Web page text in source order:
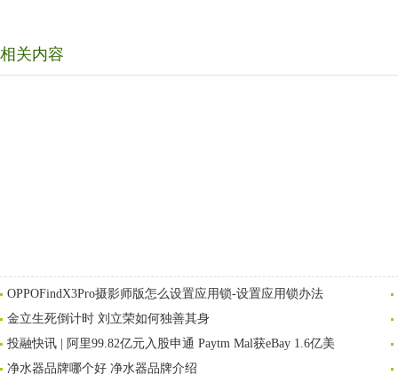
相关内容
OPPOFindX3Pro摄影师版怎么设置应用锁-设置应用锁办法
金立生死倒计时 刘立荣如何独善其身
投融快讯 | 阿里99.82亿元入股申通 Paytm Mal获eBay 1.6亿美
净水器品牌哪个好 净水器品牌介绍